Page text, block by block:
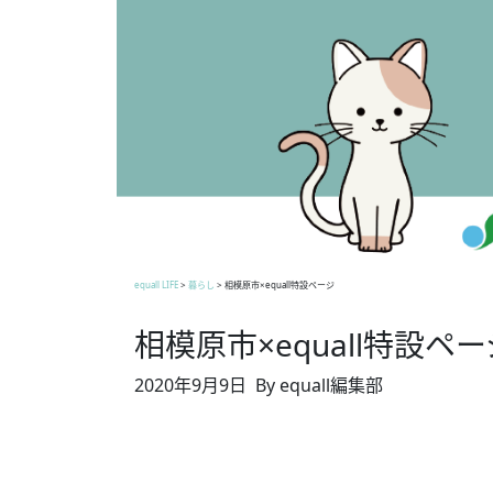
equall LIFE> 暮らし > 相模原市×equall特設ページ
相模原市×equall特設ペ
2020年9月9日 By equall編集部